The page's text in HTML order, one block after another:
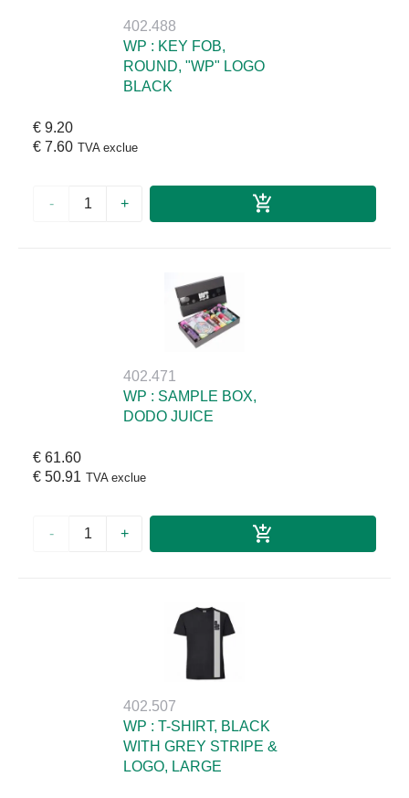
402.488
WP : KEY FOB,
ROUND, "WP" LOGO
BLACK
€ 9.20
€ 7.60 TVA exclue
- +
402.471
WP : SAMPLE BOX,
DODO JUICE
€ 61.60
€ 50.91 TVA exclue
- +
402.507
WP : T-SHIRT, BLACK
WITH GREY STRIPE &
LOGO, LARGE